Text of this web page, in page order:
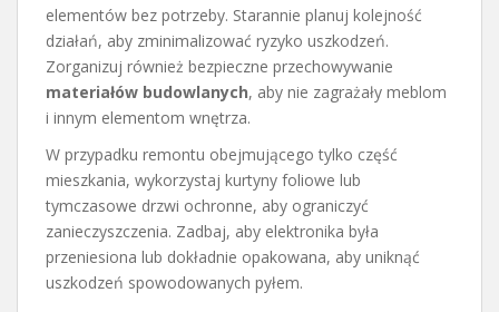
elementów bez potrzeby. Starannie planuj kolejność
działań, aby zminimalizować ryzyko uszkodzeń.
Zorganizuj również bezpieczne przechowywanie
materiałów budowlanych, aby nie zagrażały meblom
i innym elementom wnętrza.
W przypadku remontu obejmującego tylko część
mieszkania, wykorzystaj kurtyny foliowe lub
tymczasowe drzwi ochronne, aby ograniczyć
zanieczyszczenia. Zadbaj, aby elektronika była
przeniesiona lub dokładnie opakowana, aby uniknąć
uszkodzeń spowodowanych pyłem.